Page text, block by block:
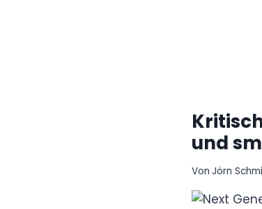
und
Von Jörn